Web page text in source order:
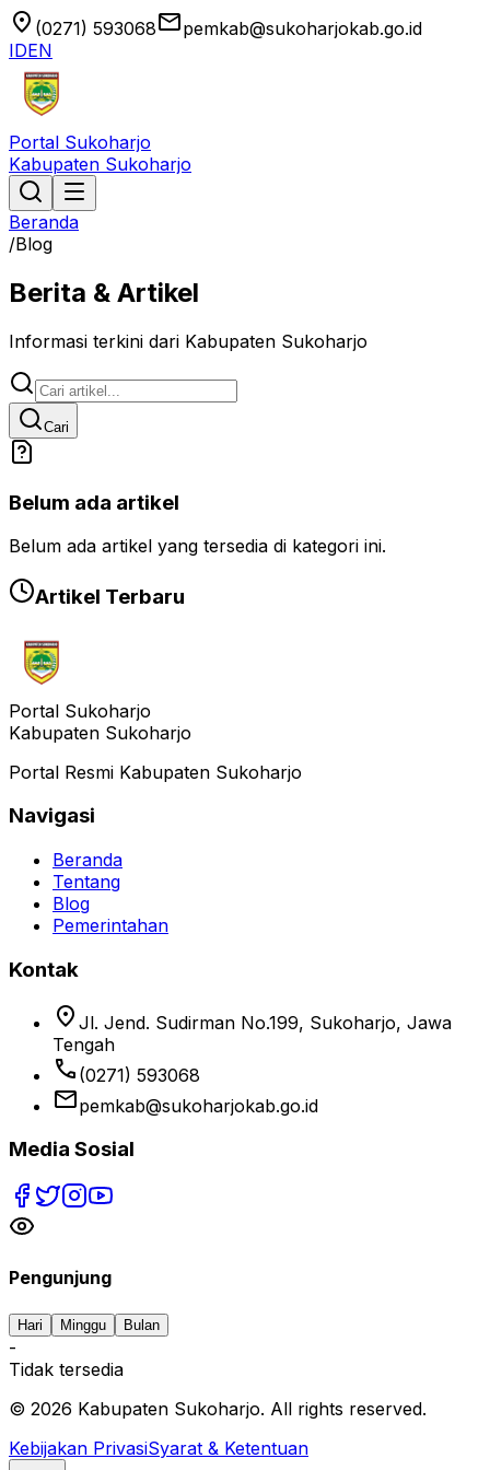
location_on (0271) 593068emailpemkab@sukoharjokab.go.id
IDEN
Portal Sukoharjo
Kabupaten Sukoharjo
Beranda
/Blog
Berita & Artikel
Informasi terkini dari Kabupaten Sukoharjo
Cari
Belum ada artikel
Belum ada artikel yang tersedia di kategori ini.
Artikel Terbaru
Portal Sukoharjo
Kabupaten Sukoharjo
Portal Resmi Kabupaten Sukoharjo
Navigasi
Beranda
Tentang
Blog
Pemerintahan
Kontak
location_on Jl. Jend. Sudirman No.199, Sukoharjo, Jawa
Tengah
phone (0271) 593068
emailpemkab@sukoharjokab.go.id
Media Sosial
Pengunjung
Hari Minggu Bulan
-
Tidak tersedia
© 2026 Kabupaten Sukoharjo. All rights reserved.
Kebijakan PrivasiSyarat & Ketentuan